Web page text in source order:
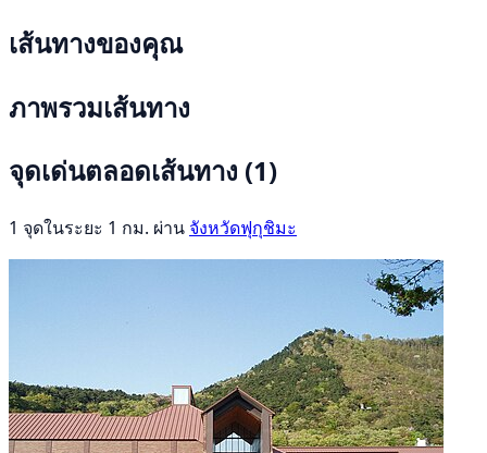
เส้นทางของคุณ
ภาพรวมเส้นทาง
จุดเด่นตลอดเส้นทาง (1)
1 จุดในระยะ 1 กม. ผ่าน จังหวัดฟุกุชิมะ